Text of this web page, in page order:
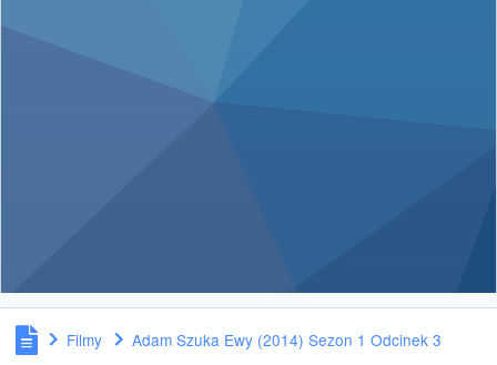
Filmy Adam Szuka Ewy (2014) Sezon 1 Odcinek 3